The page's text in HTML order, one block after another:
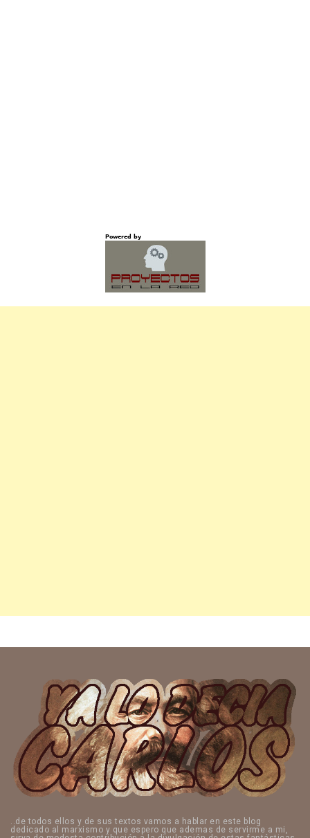
..de todos ellos y de sus textos vamos a hablar en este blog
dedicado al marxismo y que espero que ademas de servirme a mi,